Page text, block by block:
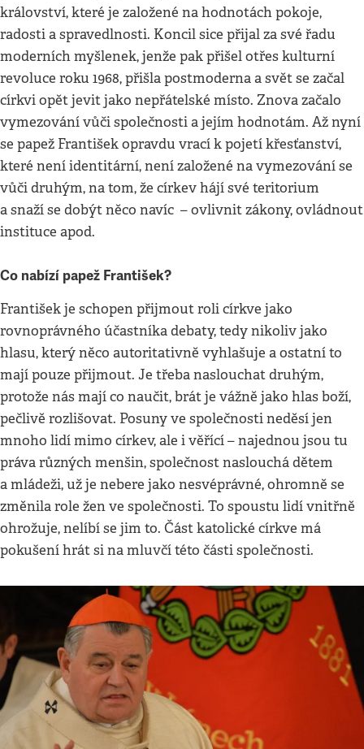
království, které je založené na hodnotách pokoje,
radosti a spravedlnosti. Koncil sice přijal za své řadu
moderních myšlenek, jenže pak přišel otřes kulturní
revoluce roku 1968, přišla postmoderna a svět se začal
církvi opět jevit jako nepřátelské místo. Znova začalo
vymezování vůči společnosti a jejím hodnotám. Až nyní
se papež František opravdu vrací k pojetí křesťanství,
které není identitární, není založené na vymezování se
vůči druhým, na tom, že církev hájí své teritorium
a snaží se dobýt něco navíc – ovlivnit zákony, ovládnout
instituce apod.
Co nabízí papež František?
František je schopen přijmout roli církve jako
rovnoprávného účastníka debaty, tedy nikoliv jako
hlasu, který něco autoritativně vyhlašuje a ostatní to
mají pouze přijmout. Je třeba naslouchat druhým,
protože nás mají co naučit, brát je vážně jako hlas boží,
pečlivě rozlišovat. Posuny ve společnosti neděsí jen
mnoho lidí mimo církev, ale i věřící – najednou jsou tu
práva různých menšin, společnost naslouchá dětem
a mládeži, už je nebere jako nesvéprávné, ohromně se
změnila role žen ve společnosti. To spoustu lidí vnitřně
ohrožuje, nelíbí se jim to. Část katolické církve má
pokušení hrát si na mluvčí této části společnosti.